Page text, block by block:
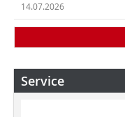
14.07.2026
Service